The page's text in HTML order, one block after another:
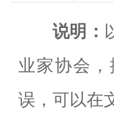
说明：
业家协会
误，可以在